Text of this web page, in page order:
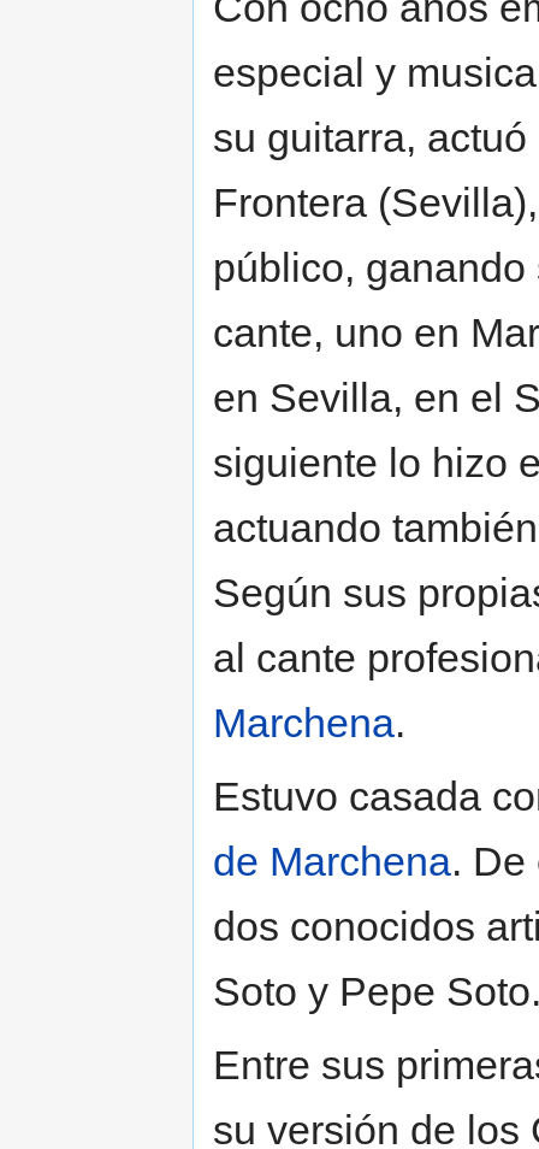
especial y
su guitarra,
Frontera
público,
cante, uno en
en Sevilla, en el
siguiente lo hizo
actuando
Según sus
al cante
Marchena.
Estuvo casada
de Marchena. De
dos conocidos
Soto y Pepe
Entre sus
su versión de los